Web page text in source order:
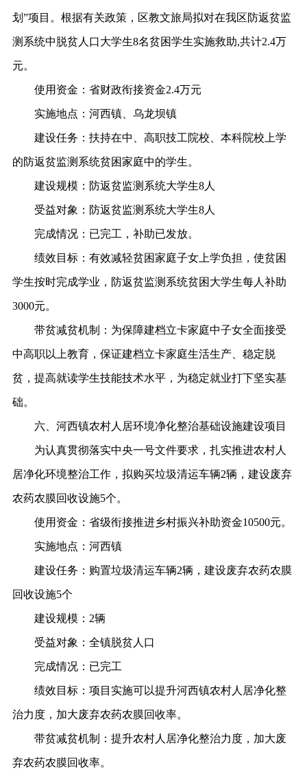
划”项目。根据有关政策，区教文旅局拟对在我区防返贫监
测系统中脱贫人口大学生8名贫困学生实施救助,共计2.4万
元。
使用资金： 省财政衔接资金2.4万元
实施地点： 河西镇、乌龙坝镇
建设任务： 扶持在中、高职技工院校、本科院校上学
的防返贫监测系统贫困家庭中的学生。
建设规模： 防返贫监测系统大学生8人
受益对象： 防返贫监测系统大学生8人
完成情况： 已完工，补助已发放。
绩效目标： 有效减轻贫困家庭子女上学负担，使贫困
学生按时完成学业，防返贫监测系统贫困大学生每人补助
3000元。
带贫减贫机制： 为保障建档立卡家庭中子女全面接受
中高职以上教育，保证建档立卡家庭生活生产、稳定脱
贫，提高就读学生技能技术水平，为稳定就业打下坚实基
础。
六、河西镇农村人居环境净化整治基础设施建设项目
为认真贯彻落实中央一号文件要求，扎实推进农村人
居净化环境整治工作，拟购买垃圾清运车辆2辆，建设废弃
农药农膜回收设施5个。
使用资金： 省级衔接推进乡村振兴补助资金10500元。
实施地点： 河西镇
建设任务： 购置垃圾清运车辆2辆，建设废弃农药农膜
回收设施5个
建设规模： 2辆
受益对象： 全镇脱贫人口
完成情况： 已完工
绩效目标： 项目实施可以提升河西镇农村人居净化整
治力度，加大废弃农药农膜回收率。
带贫减贫机制： 提升农村人居净化整治力度，加大废
弃农药农膜回收率。